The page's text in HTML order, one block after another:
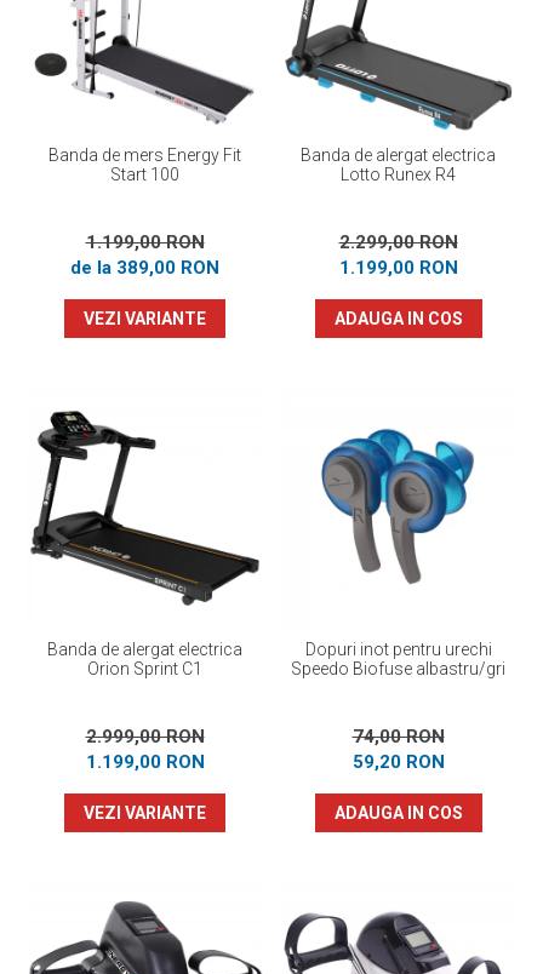
Accesorii inot
Genti si rucsacuri
Tricouri, pantaloni, bluze
Costume profesionale inot
Banda de mers Energy Fit
Start 100
1.199,00 RON
de la 389,00 RON
VEZI VARIANTE
Banda de alergat electrica
Lotto Runex R4
2.299,00 RON
1.199,00 RON
ADAUGA IN COS
Banda de alergat electrica
Orion Sprint C1
2.999,00 RON
1.199,00 RON
VEZI VARIANTE
Dopuri inot pentru urechi
Speedo Biofuse albastru/gri
74,00 RON
59,20 RON
ADAUGA IN COS